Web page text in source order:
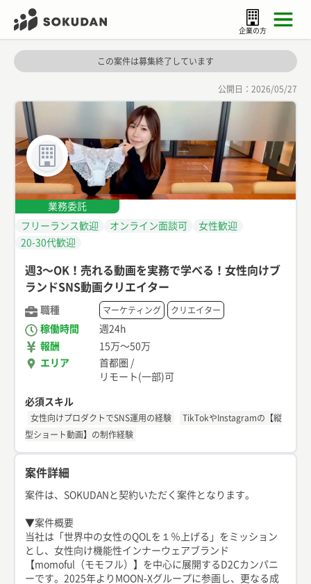
企業の方
この案件は募集終了しています
公開日： 2026/05/27
業務委託
フリーランス歓迎
オンライン面談可
女性歓迎
20-30代歓迎
週3〜OK！売れる動画を実務で学べる！女性向けブ
ランドSNS動画クリエイター
職種 マーケティング クリエイター
稼働時間
週24h
報酬
15万〜50万
エリア
首都圏 /
リモート(一部)可
必須スキル
女性向けプロダクトでSNS運用の経験
TikTokやInstagramの【縦
型ショート動画】の制作経験
案件詳細
案件は、SOKUDANと契約いただく案件となります。
▼案件概要
当社は「世界中の女性のQOLを１％上げる」をミッション
とし、女性向け機能性インナーウェアブランド
【momoful（モモフル）】を中心に展開するD2Cカンパニ
ーです。2025年よりMOON-Xグループに参画し、更なる成